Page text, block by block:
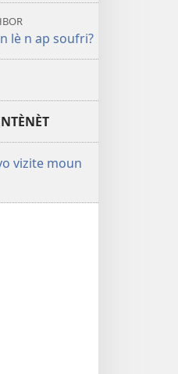
lè n ap soufri?
vizite moun